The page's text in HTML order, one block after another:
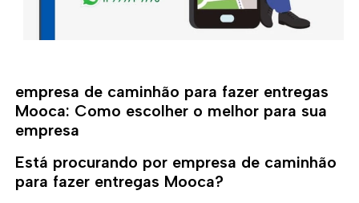
empresa de caminhão para fazer entregas
Mooca: Como escolher o melhor para sua
empresa
Está procurando por empresa de caminhão
para fazer entregas Mooca?